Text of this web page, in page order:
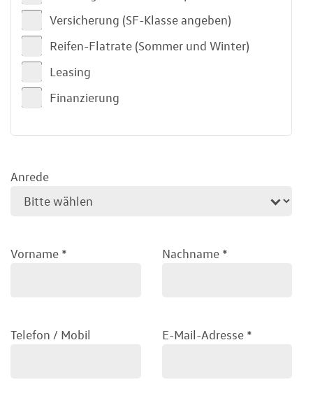
Versicherung (SF-Klasse angeben)
Reifen-Flatrate (Sommer und Winter)
Leasing
Finanzierung
Anrede
Vorname * Nachname *
Telefon / Mobil E-Mail-Adresse *